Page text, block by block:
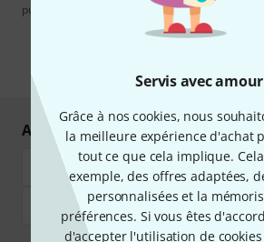
Servis avec
Grâce à nos cookies, nous
la meilleure expérience d'achat
tout ce que cela implique.
exemple, des offres adaptées,
personnalisées et la
préférences. Si vous êtes
d'accepter l'utilisation de
publicités par e-mail. La désinscription est
pouvez trouver plus d'informations à ce sujet
confidentialité
Achetez et payez en toute